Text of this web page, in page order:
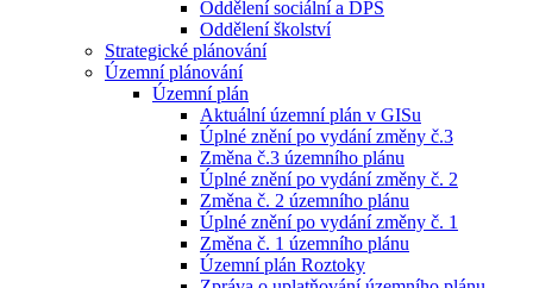
Oddělení sociální a DPS
Oddělení školství
Strategické plánování
Územní plánování
Územní plán
Aktuální územní plán v GISu
Úplné znění po vydání změny č.3
Změna č.3 územního plánu
Úplné znění po vydání změny č. 2
Změna č. 2 územního plánu
Úplné znění po vydání změny č. 1
Změna č. 1 územního plánu
Územní plán Roztoky